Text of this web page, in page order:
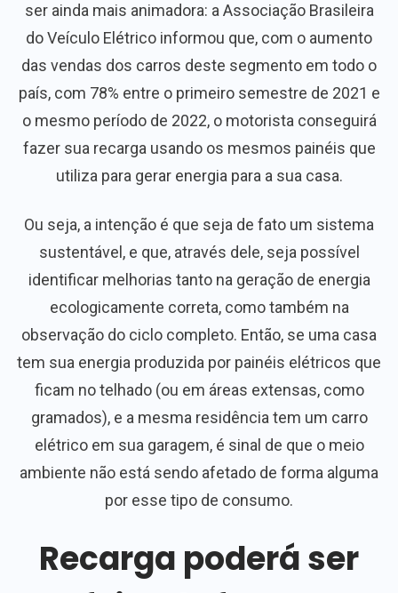
ser ainda mais animadora: a Associação Brasileira
do Veículo Elétrico informou que, com o aumento
das vendas dos carros deste segmento em todo o
país, com 78% entre o primeiro semestre de 2021 e
o mesmo período de 2022, o motorista conseguirá
fazer sua recarga usando os mesmos painéis que
utiliza para gerar energia para a sua casa.
Ou seja, a intenção é que seja de fato um sistema
sustentável, e que, através dele, seja possível
identificar melhorias tanto na geração de energia
ecologicamente correta, como também na
observação do ciclo completo. Então, se uma casa
tem sua energia produzida por painéis elétricos que
ficam no telhado (ou em áreas extensas, como
gramados), e a mesma residência tem um carro
elétrico em sua garagem, é sinal de que o meio
ambiente não está sendo afetado de forma alguma
por esse tipo de consumo.
Recarga poderá ser